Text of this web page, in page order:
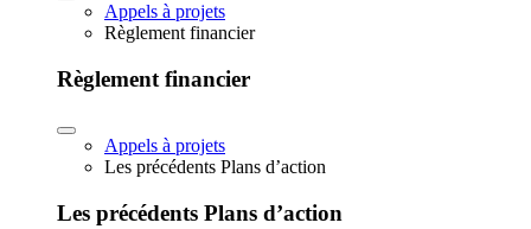
Appels à projets
Règlement financier
Règlement financier
Appels à projets
Les précédents Plans d’action
Les précédents Plans d’action